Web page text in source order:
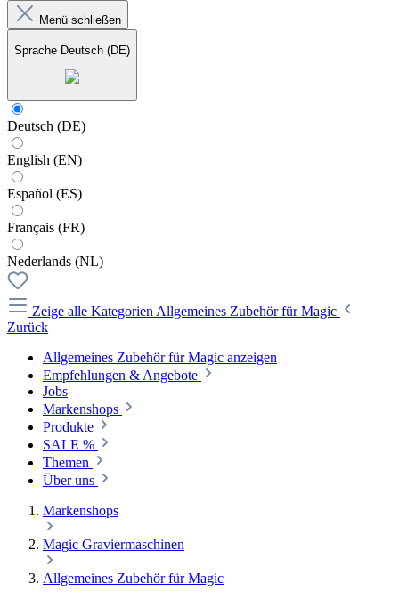
Menü schließen
Sprache Deutsch (DE)
Deutsch (DE)
English (EN)
Español (ES)
Français (FR)
Nederlands (NL)
Zeige alle Kategorien Allgemeines Zubehör für Magic
Zurück
Allgemeines Zubehör für Magic anzeigen
Empfehlungen & Angebote
Jobs
Markenshops
Produkte
SALE %
Themen
Über uns
Markenshops
Magic Graviermaschinen
Allgemeines Zubehör für Magic